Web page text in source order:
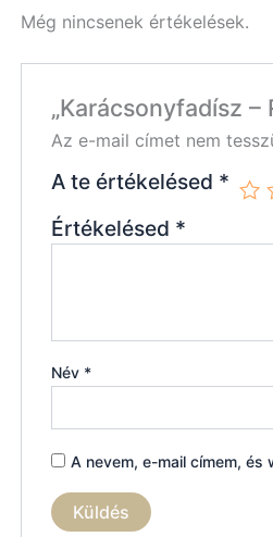
Még nincsenek értékelések.
„Karácsonyfadísz
Az e-mail címet nem
A te értékelésed *
Értékelésed *
Név *
A nevem, e-mail címem,